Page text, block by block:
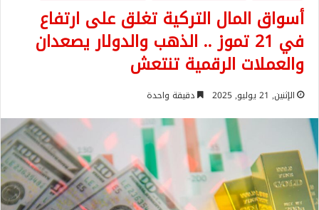
أسواق المال التركية تغلق على ارتفاع
في 21 تموز .. الذهب والدولار يصعدان
والعملات الرقمية تنتعش
الإثنين, 21 يوليو, 2025 دقيقة واحدة